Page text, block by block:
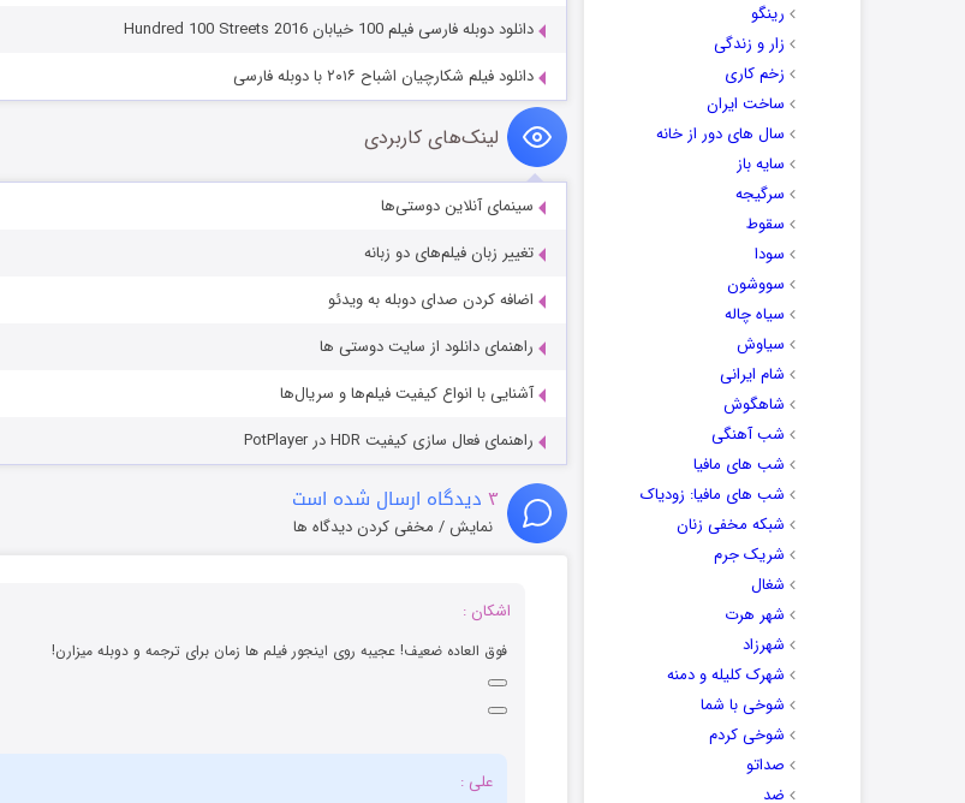
رینگو
زار و زندگی
زخم کاری
ساخت ایران
سال های دور از خانه
سایه باز
سرگیجه
سقوط
سودا
سووشون
سیاه چاله
سیاوش
شام ایرانی
شاهگوش
شب آهنگی
شب های مافیا
شب های مافیا: زودیاک
شبکه مخفی زنان
شریک جرم
شغال
شهر هرت
شهرزاد
شهرک کلیله و دمنه
شوخی با شما
شوخی کردم
صداتو
ضد
دانلود دوبله فارسی فیلم 100 خیابان Hundred 100 Streets 2016
دانلود فیلم شکارچیان اشباح ۲۰۱۶ با دوبله فارسی
لینک‌های کاربردی
سینمای آنلاین دوستی‌ها
تغییر زبان فیلم‌های دو زبانه
اضافه کردن صدای دوبله به ویدئو
راهنمای دانلود از سایت دوستی ها
آشنایی با انواع کیفیت فیلم‌ها و سریال‌ها
راهنمای فعال سازی کیفیت HDR در PotPlayer
۳ دیدگاه ارسال شده است
نمایش / مخفی کردن دیدگاه ها
اشکان :
فوق العاده ضعیف! عجیبه روی اینجور فیلم ها زمان برای ترجمه و دوبله میزارن!
علی :